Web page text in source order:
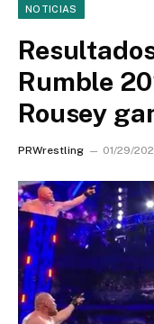
NOTICIAS
Rumble
Rousey
PRWrestling 01/29/